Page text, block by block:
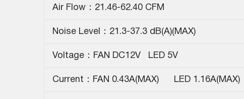
Air Flow：21.46-62.40 CFM
Noise Level：21.3-37.3 dB(A)(MAX)
Voltage：FAN DC12V LED 5V
Current：FAN 0.43A(MAX) LED 1.16A(MAX)